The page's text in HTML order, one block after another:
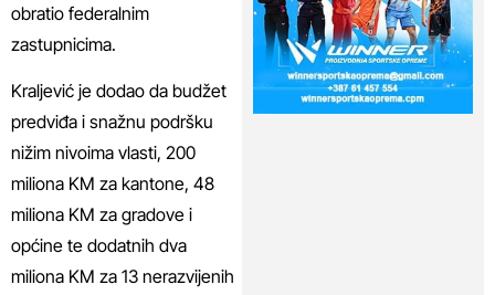
obratio federalnim
zastupnicima.
Kraljević je dodao da budžet
predviđa i snažnu podršku
nižim nivoima vlasti, 200
miliona KM za kantone, 48
miliona KM za gradove i
općine te dodatnih dva
miliona KM za 13 nerazvijenih